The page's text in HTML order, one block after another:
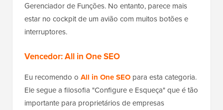
Gerenciador de Funções. No entanto, parece mais
estar no cockpit de um avião com muitos botões e
interruptores.
Vencedor: All in One SEO
Eu recomendo o All in One SEO para esta categoria.
Ele segue a filosofia "Configure e Esqueça" que é tão
importante para proprietários de empresas